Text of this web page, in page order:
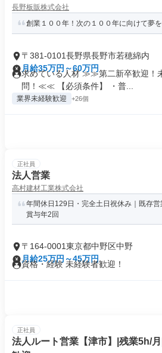
長野板販株式会社
創業１００年！次の１００年に向けて夢
〒381-0101長野県長野市若穂綿内
月給35万円～60万円
求めている人材 ≫≫第二新卒歓迎！
問！≪≪ 【必須条件】 ・普...
業界未経験歓迎 +26個
正社員
法人営業
高村建材工業株式会社
年間休日129日・完全土日祝休み｜既存営
賞与年2回
〒164-0001東京都中野区中野
月給25万円～45万円
資格・経験 未経験者歓迎！
正社員
法人ルート営業【津市】|残業5h/